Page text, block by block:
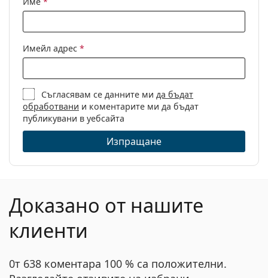
почистване:
Пол:
Дамски
Категория:
Диоптрични очила
Марка:
Marc Jacobs
Код:
655 807 16 51
Имейл адрес *
Съгласявам се данните ми да бъдат
обработвани и коментарите ми да бъдат
публикувани в уебсайта
Изпращане
Доказано от нашите
клиенти
0т 638 коментара 100 % са положителни.